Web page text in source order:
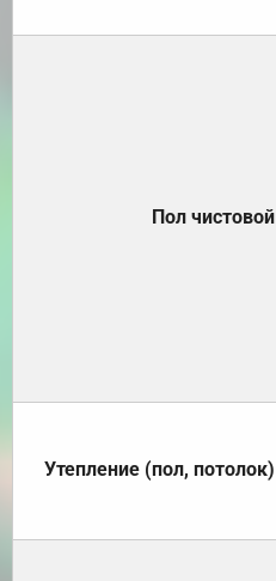
Пол чистовой
Утепление (пол, потолок)